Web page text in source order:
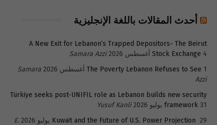
أحدث المقالات باللغة الإنجليزية
A New Exit for Lebanon’s Trapped Depositors- The Beirut
Stock Exchange 4 أغسطس 2026
Samara Azzi
The Poverty Lebanon Refuses to See 1 أغسطس 2026
Samara
Azzi
Türkiye seeks post-UNIFIL role as Lebanon builds new security
framework 31 يوليو 2026
Yusuf Kanli
Kuwait and the Future of U.S. Power Projection 29 يوليو 2026
E.